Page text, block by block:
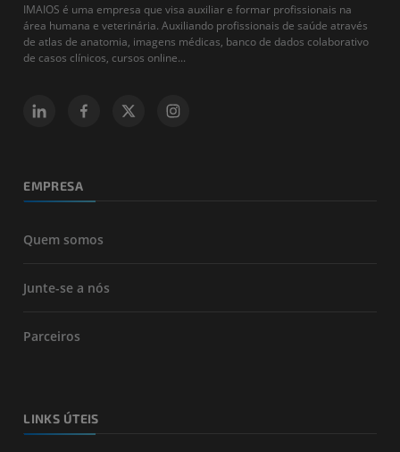
IMAIOS é uma empresa que visa auxiliar e formar profissionais na
área humana e veterinária. Auxiliando profissionais de saúde através
de atlas de anatomia, imagens médicas, banco de dados colaborativo
de casos clínicos, cursos online...
EMPRESA
Quem somos
Junte-se a nós
Parceiros
LINKS ÚTEIS